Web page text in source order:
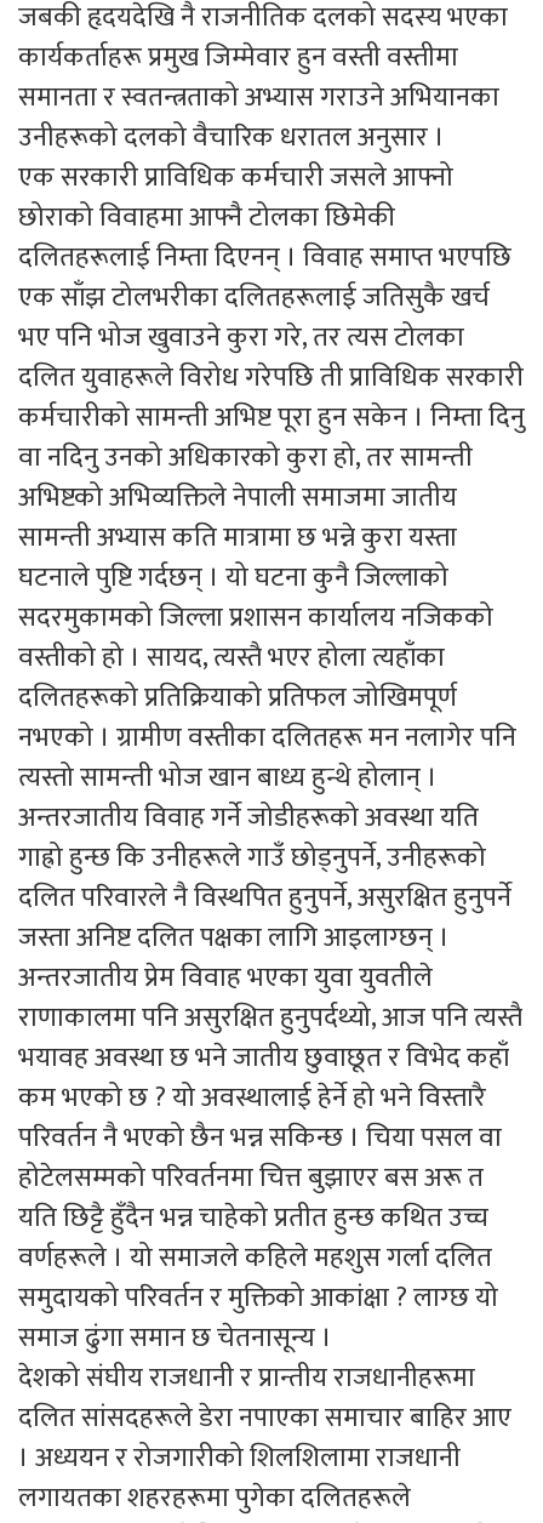
जबकी हृदयदेखि नै राजनीतिक दलको सदस्य भएका
कार्यकर्ताहरू प्रमुख जिम्मेवार हुन वस्ती वस्तीमा
समानता र स्वतन्त्रताको अभ्यास गराउने अभियानका
उनीहरूको दलको वैचारिक धरातल अनुसार ।
एक सरकारी प्राविधिक कर्मचारी जसले आफ्नो
छोराको विवाहमा आफ्नै टोलका छिमेकी
दलितहरूलाई निम्ता दिएनन् । विवाह समाप्त भएपछि
एक साँझ टोलभरीका दलितहरूलाई जतिसुकै खर्च
भए पनि भोज खुवाउने कुरा गरे, तर त्यस टोलका
दलित युवाहरूले विरोध गरेपछि ती प्राविधिक सरकारी
कर्मचारीको सामन्ती अभिष्ट पूरा हुन सकेन । निम्ता दिनु
वा नदिनु उनको अधिकारको कुरा हो, तर सामन्ती
अभिष्टको अभिव्यक्तिले नेपाली समाजमा जातीय
सामन्ती अभ्यास कति मात्रामा छ भन्ने कुरा यस्ता
घटनाले पुष्टि गर्दछन् । यो घटना कुनै जिल्लाको
सदरमुकामको जिल्ला प्रशासन कार्यालय नजिकको
वस्तीको हो । सायद, त्यस्तै भएर होला त्यहाँका
दलितहरूको प्रतिक्रियाको प्रतिफल जोखिमपूर्ण
नभएको । ग्रामीण वस्तीका दलितहरू मन नलागेर पनि
त्यस्तो सामन्ती भोज खान बाध्य हुन्थे होलान् ।
अन्तरजातीय विवाह गर्ने जोडीहरूको अवस्था यति
गाह्रो हुन्छ कि उनीहरूले गाउँ छोड्नुपर्ने, उनीहरूको
दलित परिवारले नै विस्थपित हुनुपर्ने, असुरक्षित हुनुपर्ने
जस्ता अनिष्ट दलित पक्षका लागि आइलाग्छन् ।
अन्तरजातीय प्रेम विवाह भएका युवा युवतीले
राणाकालमा पनि असुरक्षित हुनुपर्दथ्यो, आज पनि त्यस्तै
भयावह अवस्था छ भने जातीय छुवाछूत र विभेद कहाँ
कम भएको छ ? यो अवस्थालाई हेर्ने हो भने विस्तारै
परिवर्तन नै भएको छैन भन्न सकिन्छ । चिया पसल वा
होटेलसम्मको परिवर्तनमा चित्त बुझाएर बस अरू त
यति छिट्टै हुँदैन भन्न चाहेको प्रतीत हुन्छ कथित उच्च
वर्णहरूले । यो समाजले कहिले महशुस गर्ला दलित
समुदायको परिवर्तन र मुक्तिको आकांक्षा ? लाग्छ यो
समाज ढुंगा समान छ चेतनासून्य ।
देशको संघीय राजधानी र प्रान्तीय राजधानीहरूमा
दलित सांसदहरूले डेरा नपाएका समाचार बाहिर आए
। अध्ययन र रोजगारीको शिलशिलामा राजधानी
लगायतका शहरहरूमा पुगेका दलितहरूले